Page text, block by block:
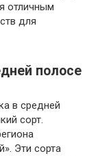
отличным
для
полосе
в средней
сорт.
Эти сорта